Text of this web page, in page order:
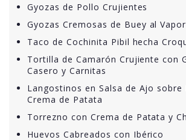
Gyozas de Pollo Crujientes
Gyozas Cremosas de Buey al Vapor
Taco de Cochinita Pibil hecha
Tortilla de Camarón Crujiente con
Casero y Carnitas
Langostinos en Salsa de Ajo sobre
Crema de Patata
Torrezno con Crema de Patata y
Huevos Cabreados con Ibérico